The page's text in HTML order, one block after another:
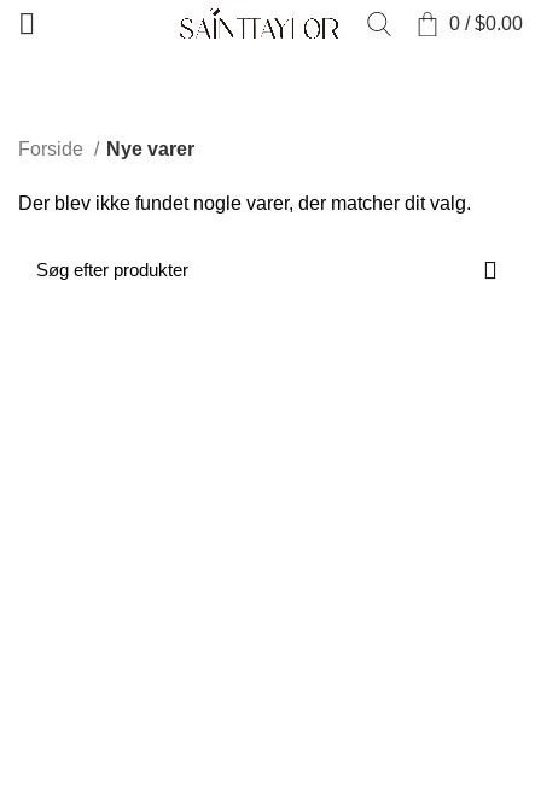
0 / $0.00
Forside Nye varer
Der blev ikke fundet nogle varer, der matcher dit valg.